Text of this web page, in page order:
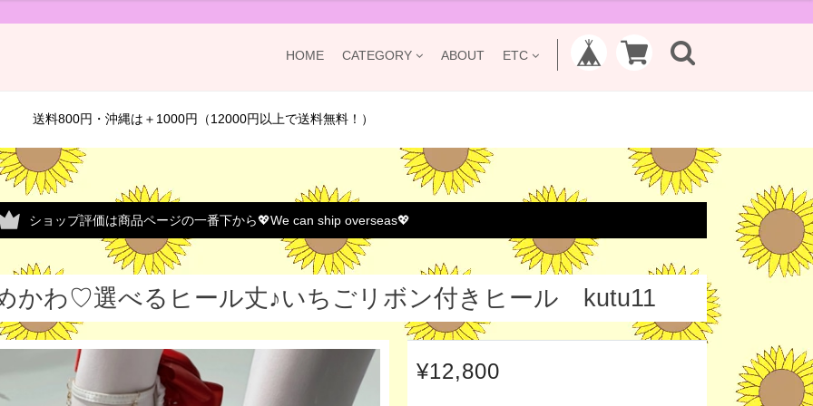
HOME CATEGORY ABOUT ETC
送料800円・沖縄は＋1000円（12000円以上で送料無料！）
ショップ評価は商品ページの一番下から💖We can ship overseas💖
かわ♡選べるヒール丈♪いちごリボン付きヒール kutu11
¥12,800